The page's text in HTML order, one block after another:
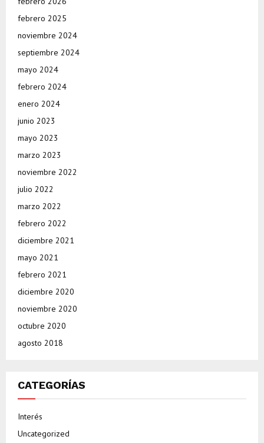
febrero 2025
noviembre 2024
septiembre 2024
mayo 2024
febrero 2024
enero 2024
junio 2023
mayo 2023
marzo 2023
noviembre 2022
julio 2022
marzo 2022
febrero 2022
diciembre 2021
mayo 2021
febrero 2021
diciembre 2020
noviembre 2020
octubre 2020
agosto 2018
CATEGORÍAS
Interés
Uncategorized